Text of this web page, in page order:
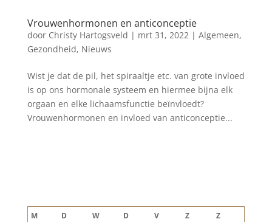
Vrouwenhormonen en anticonceptie
door Christy Hartogsveld | mrt 31, 2022| Algemeen,
Gezondheid, Nieuws
Wist je dat de pil, het spiraaltje etc. van grote invloed
is op ons hormonale systeem en hiermee bijna elk
orgaan en elke lichaamsfunctie beïnvloedt?
Vrouwenhormonen en invloed van anticonceptie...
M D W D V Z Z